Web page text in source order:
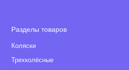
Разделы товаров
Коляски
Трехколёсные